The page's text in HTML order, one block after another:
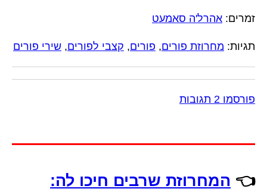
זמרים: אהרל'ה סאמעט
תגיות: מחרוזת פורים, פורים, קצבי לפורים, שירי פורים
פורסמו 2 תגובות
👈 המחרוזת שרבים חיכו לה: